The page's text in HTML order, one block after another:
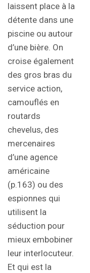
laissent place à la
détente dans une
piscine ou autour
d’une bière. On
croise également
des gros bras du
service action,
camouflés en
routards
chevelus, des
mercenaires
d’une agence
américaine
(p.163) ou des
espionnes qui
utilisent la
séduction pour
mieux embobiner
leur interlocuteur.
Et qui est la